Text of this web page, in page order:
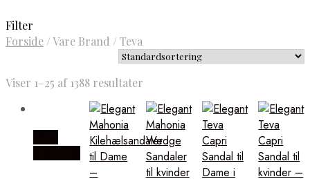
Filter
Forside /Vare Brand / Teva
Viser 1–25 af 1388 resultater